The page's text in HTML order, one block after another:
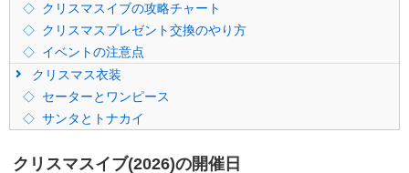
クリスマスイブの攻略チャート
クリスマスプレゼント交換のやり方
イベントの注意点
クリスマス衣装
セーターとワンピース
サンタとトナカイ
クリスマスイブ(2026)の開催日